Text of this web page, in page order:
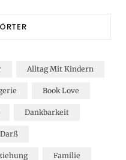
Alltag Mit Kindern
Book Love
Dankbarkeit
Darß
Familie